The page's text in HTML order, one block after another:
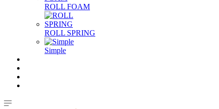
ROLL FOAM
ROLL SPRING
Simple